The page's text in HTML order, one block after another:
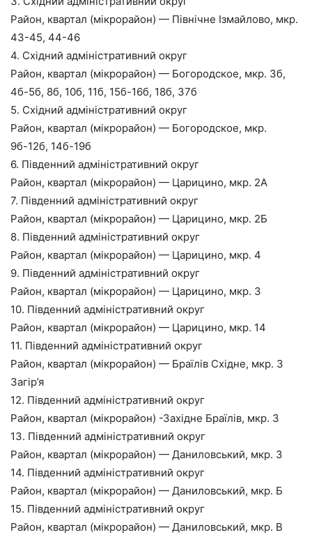
Район, квартал (мікрорайон) — Північне Ізмайлово, мкр.
43-45, 44-46
4. Східний адміністративний округ
Район, квартал (мікрорайон) — Богородское, мкр. 3б,
4б-5б, 8б, 10б, 11б, 15б-16б, 18б, 37б
5. Східний адміністративний округ
Район, квартал (мікрорайон) — Богородское, мкр.
9б-12б, 14б-19б
6. Південний адміністративний округ
Район, квартал (мікрорайон) — Царицино, мкр. 2А
7. Південний адміністративний округ
Район, квартал (мікрорайон) — Царицино, мкр. 2Б
8. Південний адміністративний округ
Район, квартал (мікрорайон) — Царицино, мкр. 4
9. Південний адміністративний округ
Район, квартал (мікрорайон) — Царицино, мкр. 3
10. Південний адміністративний округ
Район, квартал (мікрорайон) — Царицино, мкр. 14
11. Південний адміністративний округ
Район, квартал (мікрорайон) — Браїлів Східне, мкр. 3
Загір’я
12. Південний адміністративний округ
Район, квартал (мікрорайон) -Західне Браїлів, мкр. 3
13. Південний адміністративний округ
Район, квартал (мікрорайон) — Даниловський, мкр. 3
14. Південний адміністративний округ
Район, квартал (мікрорайон) — Даниловський, мкр. Б
15. Південний адміністративний округ
Район, квартал (мікрорайон) — Даниловський, мкр. В